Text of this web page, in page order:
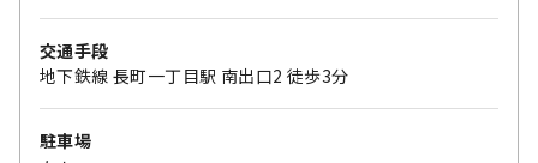
交通手段
地下鉄線 長町一丁目駅 南出口2 徒歩3分
駐車場